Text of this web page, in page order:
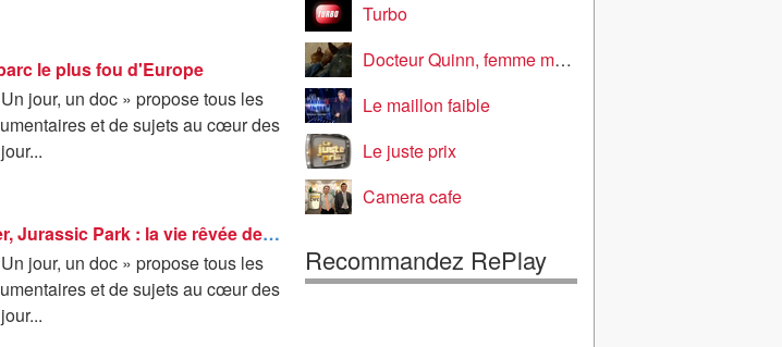
le plus fou d'Europe
jour, un doc » propose tous les
et de sujets au cœur des
Un jour, un doc - Disney, Harry Potter, Jurassic Park : la vie rêvée des Français d'Orlando (2/2)
jour, un doc » propose tous les
et de sujets au cœur des
Turbo
Docteur Quinn, femme médecin
Le maillon faible
Le juste prix
Camera cafe
Recommandez RePlay